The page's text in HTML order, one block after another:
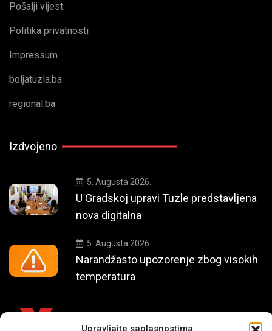
Upravljajte saglasnostima
Pošalji vijest
Politika privatnosti
Impressum
boljatuzla.ba
regional.ba
Izdvojeno
5. Augusta 2026.
U Gradskoj upravi Tuzle predstavljena
nova digitalna
5. Augusta 2026.
Narandžasto upozorenje zbog visokih
temperatura